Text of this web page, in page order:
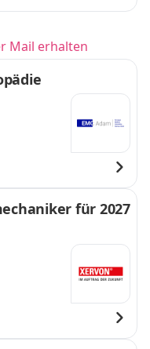
Mail erhalten
für 2027